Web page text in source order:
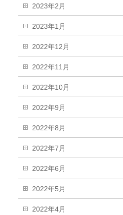
2023年2月
2023年1月
2022年12月
2022年11月
2022年10月
2022年9月
2022年8月
2022年7月
2022年6月
2022年5月
2022年4月